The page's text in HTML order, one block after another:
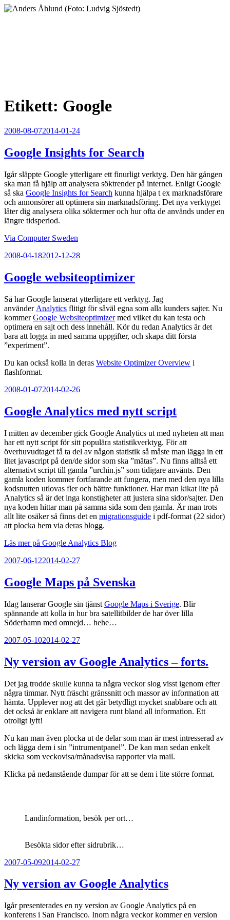
Hoppa
Etikett: Google
Publicerat
2008-08-072014-01-24
Google Insights for Search
Igår släppte Google ytterligare ett finurligt verktyg. Den här gången
ska man få hjälp att analysera söktrender på internet. Enligt Google
så ska Google Insights for Search kunna hjälpa t ex marknadsförare
och annonsörer att optimera sin marknadsföring. Det nya verktyget
låter dig analysera olika söktermer och hur ofta de används under en
längre tidsperiod.
Via Computer Sweden
Publicerat
2008-04-182012-12-28
Google websiteoptimizer
Så har Google lanserat ytterligare ett verktyg. Jag
använder Analytics flitigt för såväl egna som alla kunders sajter. Nu
kommerGoogle Websiteoptimizermed vilket du kan testa och
optimera en sajt och dess innehåll. Kör du redan Analytics är det
bara att logga in med samma uppgifter, och skapa ditt första
”experiment”.
Du kan också kolla in deras Website Optimizer Overview i
flashformat.
Publicerat
2008-01-072014-02-26
Google Analytics med nytt script
I mitten av december gick Google Analytics ut med nyheten att man
har ett nytt script för sitt populära statistikverktyg. För att
överhuvudtaget få ta del av någon statistik så måste man lägga in ett
litet javascript på den/de sidor som ska ”mätas”. Nu finns alltså ett
alternativt script till gamla ”urchin.js” som tidigare använts. Den
gamla koden kommer fortfarande att fungera, men med den nya lilla
kodsnutten utlovas fler och bättre funktioner. Har man kikat lite på
Analytics så är det inga konstigheter att justera sina sidor/sajter. Den
nya koden hittar man på samma sida som den gamla. Är man trots
allt lite osäker så finns det en migrationsguide i pdf-format (22 sidor)
att plocka hem via deras blogg.
Läs mer på Google Analytics Blog
Publicerat
2007-06-122014-02-27
Google Maps på Svenska
Idag lanserar Google sin tjänst Google Maps i Sverige. Blir
spännande att kolla in hur bra satellitbilder de har över lilla
Söderhamn med omnejd… hehe…
Publicerat
2007-05-102014-02-27
Ny version av Google Analytics – forts.
Det jag trodde skulle kunna ta några veckor slog visst igenom efter
några timmar. Nytt fräscht gränssnitt och massor av information att
hämta. Upplever nog att det går betydligt mycket snabbare och att
det också är enklare att navigera runt bland all information. Ett
otroligt lyft!
Nu kan man även plocka ut de delar som man är mest intresserad av
och lägga dem i sin ”intrumentpanel”. De kan man sedan enkelt
skicka som veckovisa/månadsvisa rapporter via mail.
Klicka på nedanstående dumpar för att se dem i lite större format.
Landinformation, besök per ort…
Besökta sidor efter sidrubrik…
Publicerat
2007-05-092014-02-27
Ny version av Google Analytics
Igår presenterades en ny version av Google Analytics på en
konferens i San Francisco. Inom några veckor kommer en version